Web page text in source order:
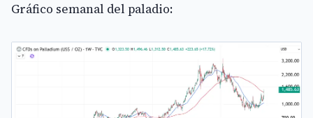
Gráfico semanal del paladio: